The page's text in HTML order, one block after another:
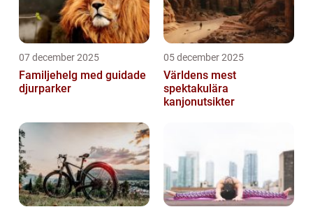
07 december 2025
Familjehelg med guidade
djurparker
05 december 2025
Världens mest
spektakulära
kanjonutsikter